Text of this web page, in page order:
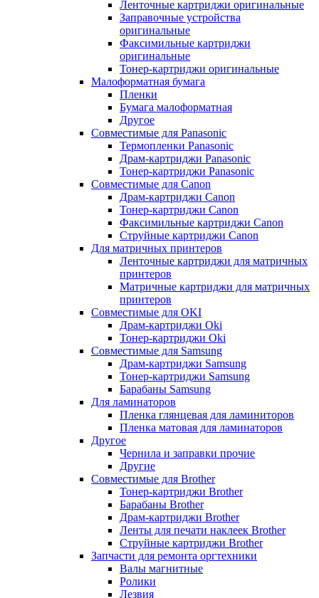
Ленточные картриджи оригинальные
Заправочные устройства
оригинальные
Факсимильные картриджи
оригинальные
Тонер-картриджи оригинальные
Малоформатная бумага
Пленки
Бумага малоформатная
Другое
Совместимые для Panasonic
Термопленки Panasonic
Драм-картриджи Panasonic
Тонер-картриджи Panasonic
Совместимые для Canon
Драм-картриджи Canon
Тонер-картриджи Canon
Факсимильные картриджи Canon
Струйные картриджи Canon
Для матричных принтеров
Ленточные картриджи для матричных
принтеров
Матричные картриджи для матричных
принтеров
Совместимые для OKI
Драм-картриджи Oki
Тонер-картриджи Oki
Совместимые для Samsung
Драм-картриджи Samsung
Тонер-картриджи Samsung
Барабаны Samsung
Для ламинаторов
Пленка глянцевая для ламиниторов
Пленка матовая для ламинаторов
Другое
Чернила и заправки прочие
Другие
Совместимые для Brother
Тонер-картриджи Brother
Барабаны Brother
Драм-картриджи Brother
Ленты для печати наклеек Brother
Струйные картриджи Brother
Запчасти для ремонта оргтехники
Валы магнитные
Ролики
Лезвия